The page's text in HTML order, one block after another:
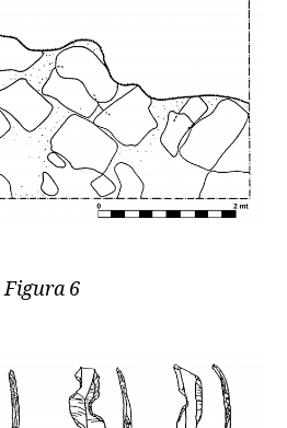
Figura 6